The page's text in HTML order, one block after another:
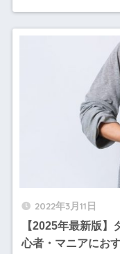
2022年3月11日
【2025年最新版
心者・マニアにお